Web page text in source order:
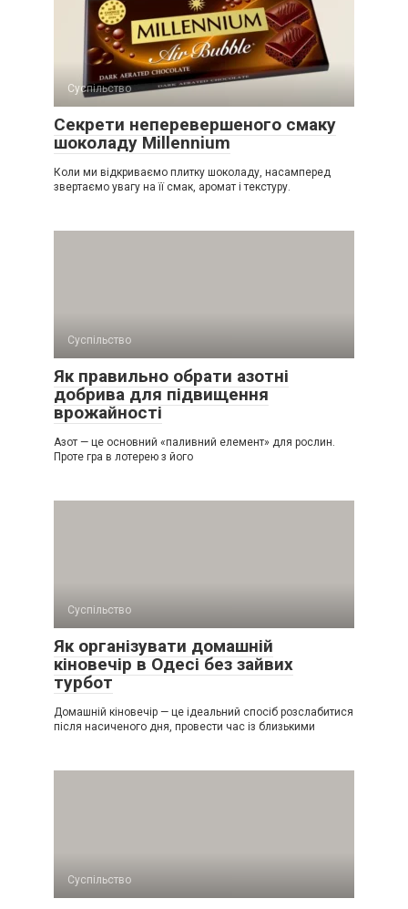
Суспільство
Секрети неперевершеного смаку
шоколаду Millennium
Коли ми відкриваємо плитку шоколаду, насамперед
звертаємо увагу на її смак, аромат і текстуру.
Суспільство
Як правильно обрати азотні
добрива для підвищення
врожайності
Азот — це основний «паливний елемент» для рослин.
Проте гра в лотерею з його
Суспільство
Як організувати домашній
кіновечір в Одесі без зайвих
турбот
Домашній кіновечір — це ідеальний спосіб розслабитися
після насиченого дня, провести час із близькими
Суспільство